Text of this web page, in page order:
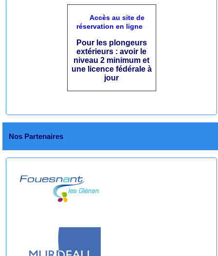
Accès au site de
réservation en ligne
Pour les plongeurs
extérieurs : avoir le
niveau 2 minimum et
une licence fédérale à
jour
Nos Partenaires